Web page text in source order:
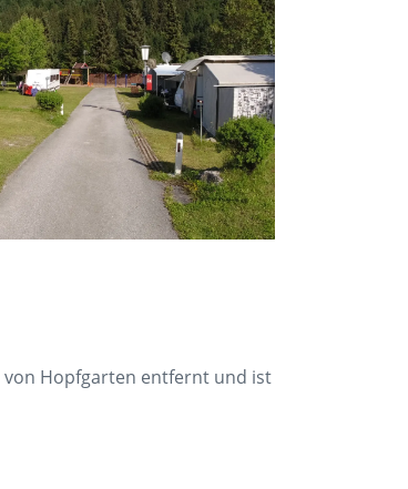
von Hopfgarten entfernt und ist